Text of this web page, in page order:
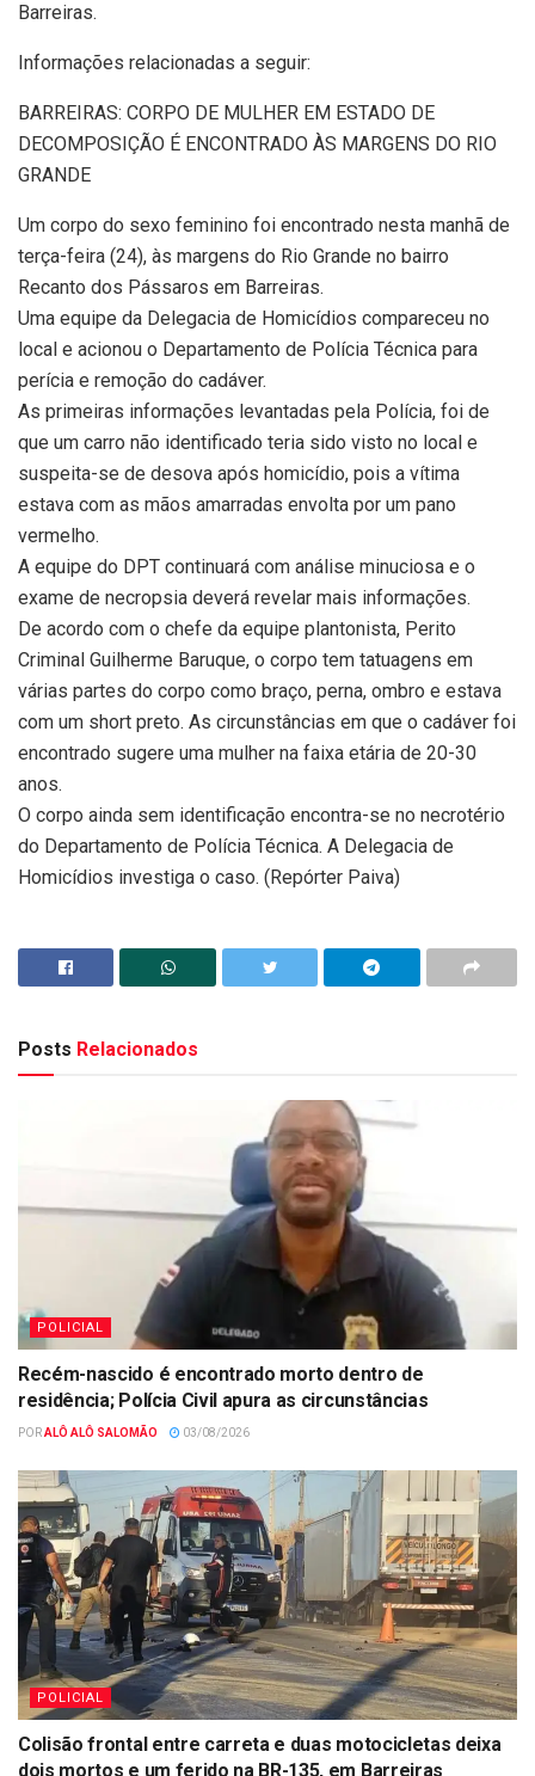
Barreiras.
Informações relacionadas a seguir:
BARREIRAS: CORPO DE MULHER EM ESTADO DE
DECOMPOSIÇÃO É ENCONTRADO ÀS MARGENS DO RIO
GRANDE
Um corpo do sexo feminino foi encontrado nesta manhã de
terça-feira (24), às margens do Rio Grande no bairro
Recanto dos Pássaros em Barreiras.
Uma equipe da Delegacia de Homicídios compareceu no
local e acionou o Departamento de Polícia Técnica para
perícia e remoção do cadáver.
As primeiras informações levantadas pela Polícia, foi de
que um carro não identificado teria sido visto no local e
suspeita-se de desova após homicídio, pois a vítima
estava com as mãos amarradas envolta por um pano
vermelho.
A equipe do DPT continuará com análise minuciosa e o
exame de necropsia deverá revelar mais informações.
De acordo com o chefe da equipe plantonista, Perito
Criminal Guilherme Baruque, o corpo tem tatuagens em
várias partes do corpo como braço, perna, ombro e estava
com um short preto. As circunstâncias em que o cadáver foi
encontrado sugere uma mulher na faixa etária de 20-30
anos.
O corpo ainda sem identificação encontra-se no necrotério
do Departamento de Polícia Técnica. A Delegacia de
Homicídios investiga o caso. (Repórter Paiva)
Posts Relacionados
POLICIAL
Recém-nascido é encontrado morto dentro de
residência; Polícia Civil apura as circunstâncias
PORALÔ ALÔ SALOMÃO 03/08/2026
POLICIAL
Colisão frontal entre carreta e duas motocicletas deixa
dois mortos e um ferido na BR-135, em Barreiras